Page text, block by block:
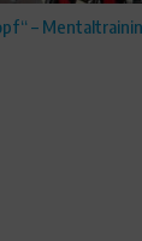
–